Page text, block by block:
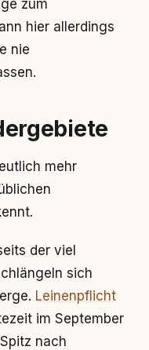
zum
hier allerdings
nie
mehr
der viel
sich
Leinenpflicht
im September
nach